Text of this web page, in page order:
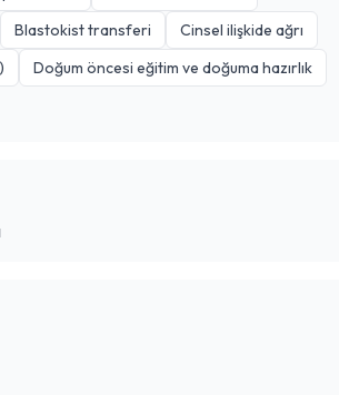
Blastokist transferi
Cinsel ilişkide ağrı
Doğum öncesi eğitim ve doğuma hazırlık